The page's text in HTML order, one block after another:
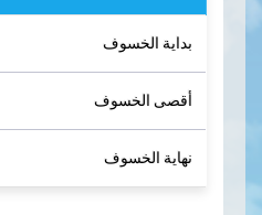
بداية الخسوف
أقصى الخسوف
نهاية الخسوف